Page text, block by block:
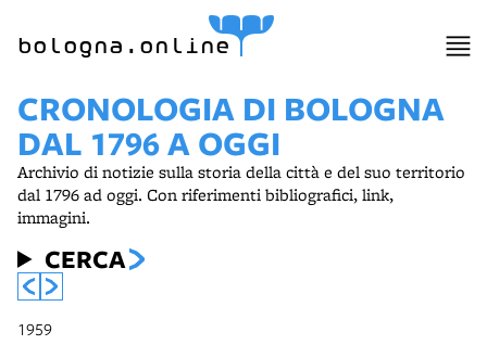
bologna.online
CRONOLOGIA DI BOLOGNA
DAL 1796 A OGGI
Archivio di notizie sulla storia della città e del suo territorio
dal 1796 ad oggi. Con riferimenti bibliografici, link,
immagini.
CERCA
1959